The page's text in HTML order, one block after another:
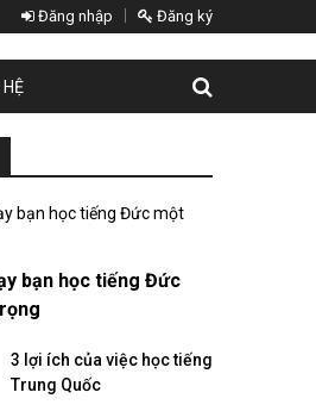
Đăng nhập Đăng ký
HỆ
bạn học tiếng Đức
3 lợi ích của việc học tiếng
Trung Quốc